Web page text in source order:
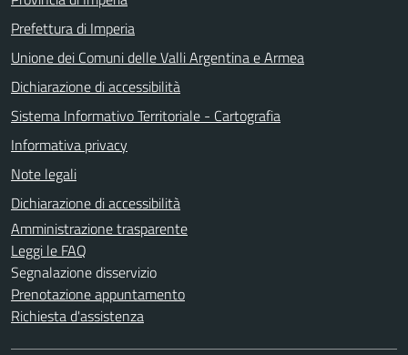
Prefettura di Imperia
Unione dei Comuni delle Valli Argentina e Armea
Dichiarazione di accessibilità
Sistema Informativo Territoriale - Cartografia
Informativa privacy
Note legali
Dichiarazione di accessibilità
Amministrazione trasparente
Leggi le FAQ
Segnalazione disservizio
Prenotazione appuntamento
Richiesta d'assistenza